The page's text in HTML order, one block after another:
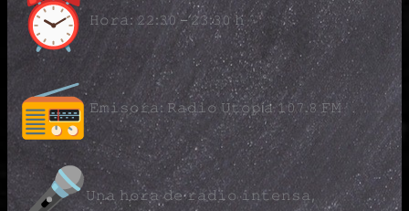
𝙷𝚘𝚛𝚊: 𝟸𝟸:𝟹𝟶 – 𝟸𝟹:𝟹𝟶 𝚑
𝙴𝚖𝚒𝚜𝚘𝚛𝚊: 𝚁𝚊𝚍𝚒𝚘 𝚄𝚝𝚘𝚙í𝚊 𝟷𝟶𝟽.𝟾 𝙵𝙼
𝚄𝚗𝚊 𝚑𝚘𝚛𝚊 𝚍𝚎 𝚛𝚊𝚍𝚒𝚘 𝚒𝚗𝚝𝚎𝚗𝚜𝚊,